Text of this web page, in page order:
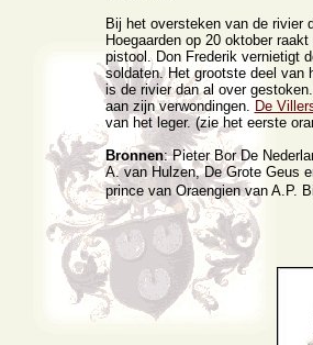
Bij het oversteken van de rivier
Hoegaarden op 20 oktober
pistool. Don Frederik vernietigt
soldaten. Het grootste deel van
is de rivier dan al over
aan zijn verwondingen. De
van het leger. (zie het eerste
Bronnen: Pieter Bor De
A. van Hulzen, De Grote Geus
prince van Oraengien van A.P.